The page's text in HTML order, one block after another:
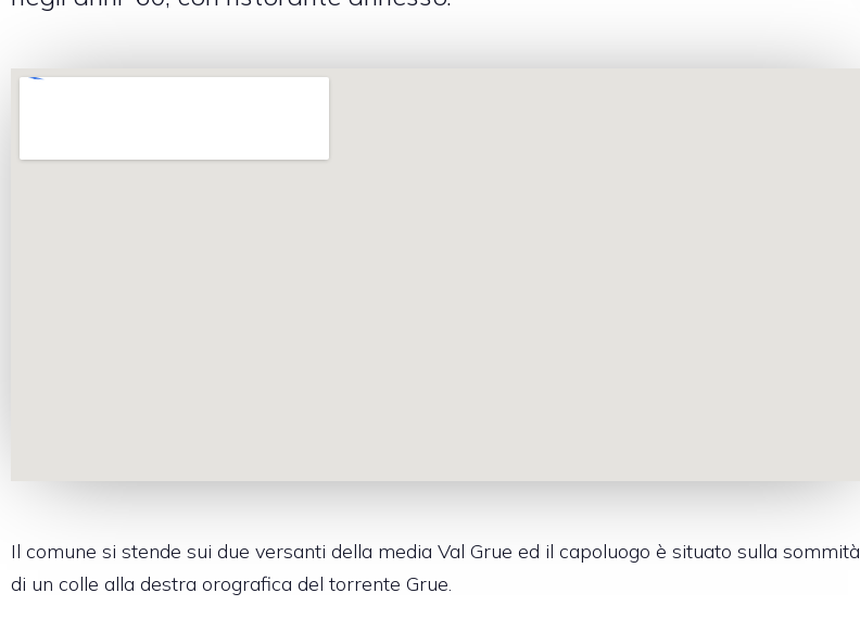
Il comune si stende sui due versanti della media Val Grue ed il capoluogo è situato sulla sommità
di un colle alla destra orografica del torrente Grue.